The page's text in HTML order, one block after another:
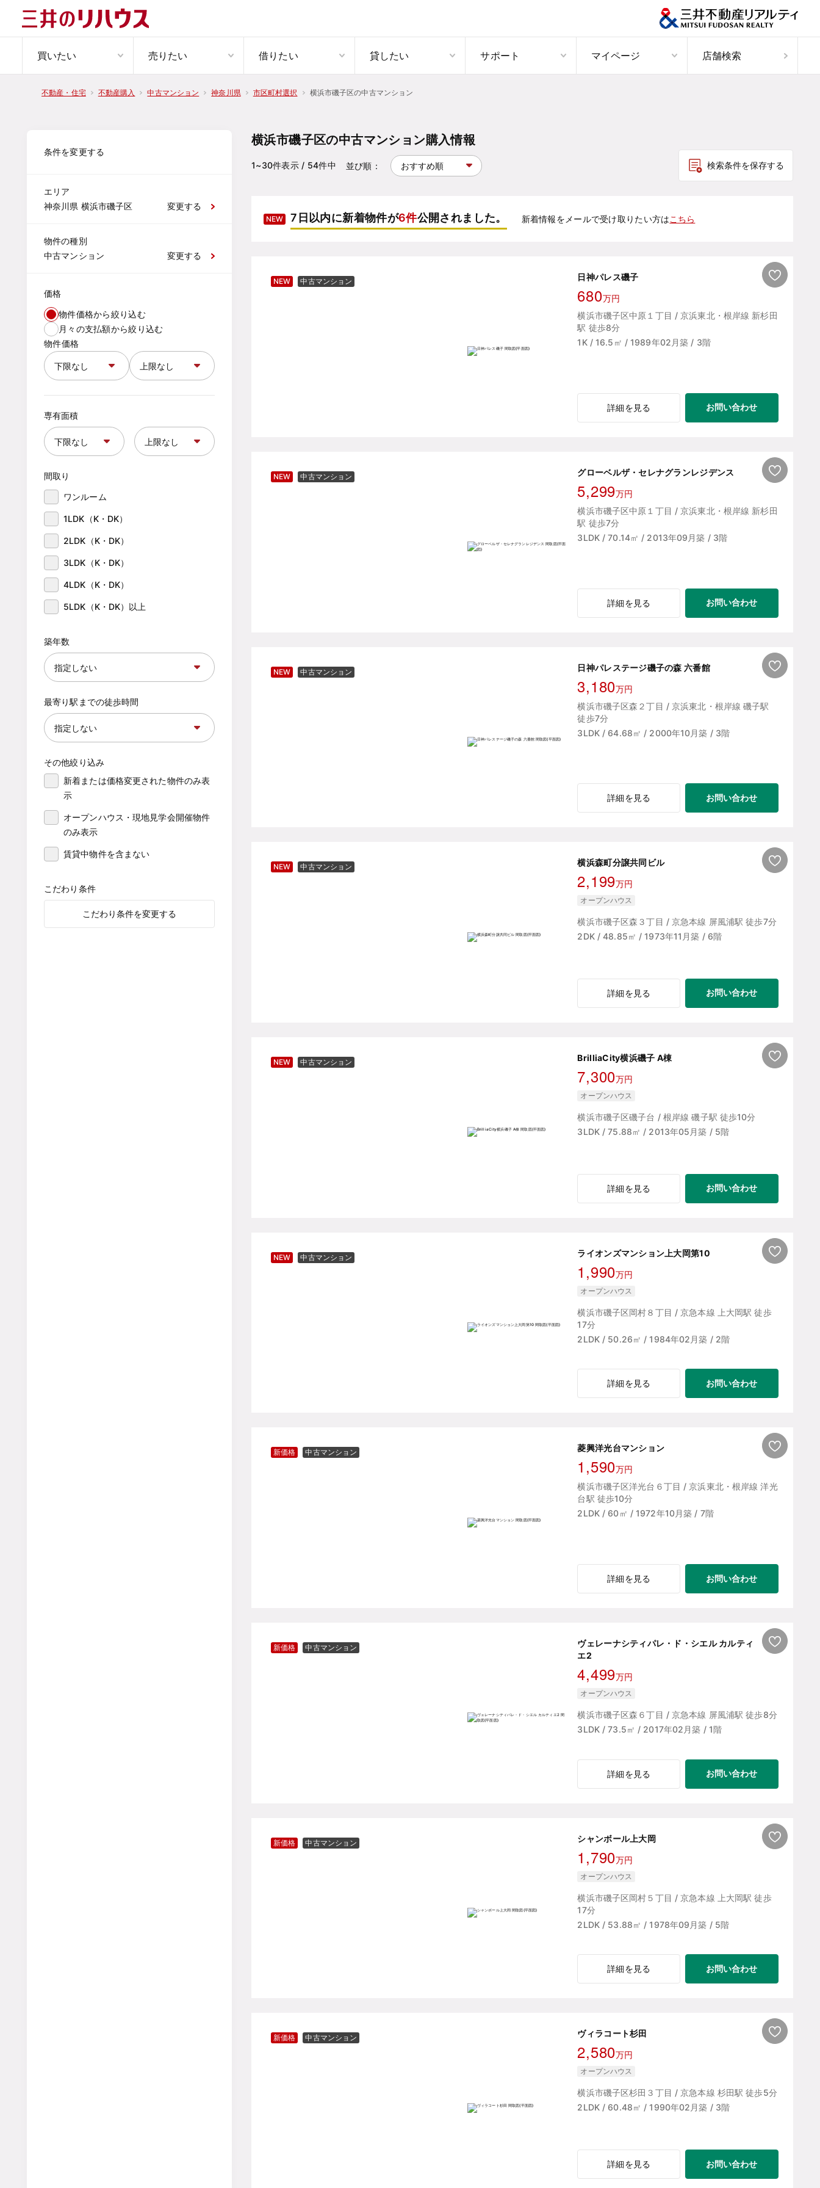
買いたい 売りたい 借りたい 貸したい サポート マイページ 店舗検索
不動産・住宅 不動産購入 中古マンション 神奈川県 市区町村選択 横浜市磯子区の中古マンション
条件を変更する
エリア
神奈川県 横浜市磯子区
変更する
物件の種別
中古マンション
変更する
価格
物件価格から絞り込む
月々の支払額から絞り込む
物件価格
専有面積
間取り
ワンルーム
1LDK（K・DK）
2LDK（K・DK）
3LDK（K・DK）
4LDK（K・DK）
5LDK（K・DK）以上
築年数
最寄り駅までの徒歩時間
その他絞り込み
新着または価格変更された物件のみ表
示
オープンハウス・現地見学会開催物件
のみ表示
賃貸中物件を含まない
こだわり条件
こだわり条件を変更する
横浜市磯子区の中古マンション購入情報
1~30件表示/ 54件中 並び順： 検索条件を保存する
NEW 7日以内に新着物件が6件公開されました。 新着情報をメールで受け取りたい方はこちら
NEW 中古マンション 日神パレス磯子
680万円
横浜市磯子区中原１丁目 / 京浜東北・根岸線 新杉田
駅 徒歩8分
1K / 16.5㎡ / 1989年02月築 / 3階
詳細を見る お問い合わせ
NEW 中古マンション グローベルザ・セレナグランレジデンス
5,299万円
横浜市磯子区中原１丁目 / 京浜東北・根岸線 新杉田
駅 徒歩7分
3LDK / 70.14㎡ / 2013年09月築 / 3階
詳細を見る お問い合わせ
NEW 中古マンション 日神パレステージ磯子の森 六番館
3,180万円
横浜市磯子区森２丁目 / 京浜東北・根岸線 磯子駅
徒歩7分
3LDK / 64.68㎡ / 2000年10月築 / 3階
詳細を見る お問い合わせ
NEW 中古マンション 横浜森町分譲共同ビル
2,199万円
オープンハウス
横浜市磯子区森３丁目 / 京急本線 屏風浦駅 徒歩7分
2DK / 48.85㎡ / 1973年11月築 / 6階
詳細を見る お問い合わせ
NEW 中古マンション BrilliaCity横浜磯子 A棟
7,300万円
オープンハウス
横浜市磯子区磯子台 / 根岸線 磯子駅 徒歩10分
3LDK / 75.88㎡ / 2013年05月築 / 5階
詳細を見る お問い合わせ
NEW 中古マンション ライオンズマンション上大岡第10
1,990万円
オープンハウス
横浜市磯子区岡村８丁目 / 京急本線 上大岡駅 徒歩
17分
2LDK / 50.26㎡ / 1984年02月築 / 2階
詳細を見る お問い合わせ
新価格 中古マンション 菱興洋光台マンション
1,590万円
横浜市磯子区洋光台６丁目 / 京浜東北・根岸線 洋光
台駅 徒歩10分
2LDK / 60㎡ / 1972年10月築 / 7階
詳細を見る お問い合わせ
新価格 中古マンション
ヴェレーナシティパレ・ド・シエル カルティ
エ2
4,499万円
オープンハウス
横浜市磯子区森６丁目 / 京急本線 屏風浦駅 徒歩8分
3LDK / 73.5㎡ / 2017年02月築 / 1階
詳細を見る お問い合わせ
新価格 中古マンション シャンボール上大岡
1,790万円
オープンハウス
横浜市磯子区岡村５丁目 / 京急本線 上大岡駅 徒歩
17分
2LDK / 53.88㎡ / 1978年09月築 / 5階
詳細を見る お問い合わせ
新価格 中古マンション ヴィラコート杉田
2,580万円
オープンハウス
横浜市磯子区杉田３丁目 / 京急本線 杉田駅 徒歩5分
2LDK / 60.48㎡ / 1990年02月築 / 3階
詳細を見る お問い合わせ